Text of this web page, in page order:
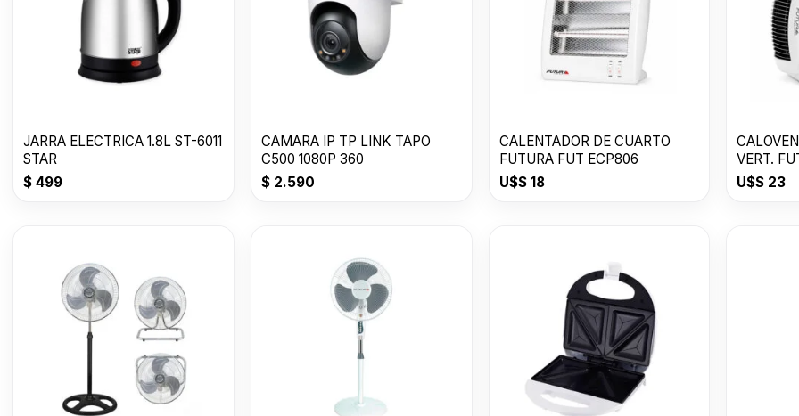
JARRA ELECTRICA 1.8L ST-6011
STAR
$ 499
CAMARA IP TP LINK TAPO
C500 1080P 360
$2.590
CALENTADOR DE CUARTO
FUTURA FUT ECP806
U$S18
VERT.
U$S 23